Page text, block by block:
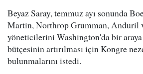
Beyaz Saray, temmuz ayı sonunda
Martin, Northrop Grumman, Anduril
yöneticilerini Washington'da bir
bütçesinin artırılması için Kongre
bulunmalarını istedi.